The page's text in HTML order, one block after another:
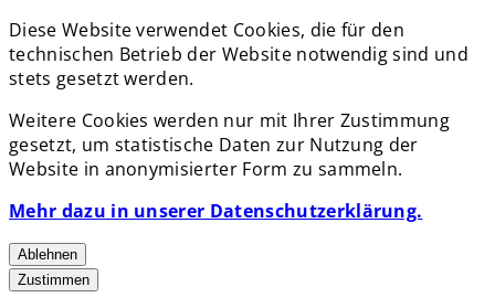
Diese Website verwendet Cookies, die für den
technischen Betrieb der Website notwendig sind und
stets gesetzt werden.
Weitere Cookies werden nur mit Ihrer Zustimmung
gesetzt, um statistische Daten zur Nutzung der
Website in anonymisierter Form zu sammeln.
Mehr dazu in unserer Datenschutzerklärung.
Ablehnen
Zustimmen